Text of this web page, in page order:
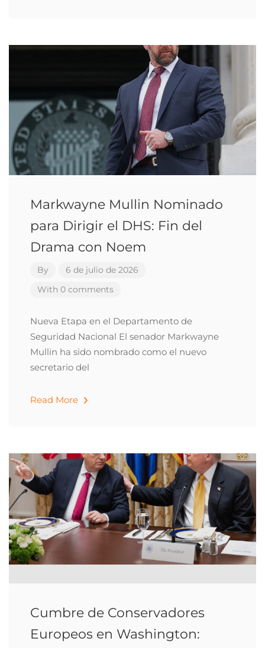
Markwayne Mullin Nominado
para Dirigir el DHS: Fin del
Drama con Noem
By
6 de julio de 2026
With 0 comments
Nueva Etapa en el Departamento de
Seguridad Nacional El senador Markwayne
Mullin ha sido nombrado como el nuevo
secretario del
Read More
Cumbre de Conservadores
Europeos en Washington: